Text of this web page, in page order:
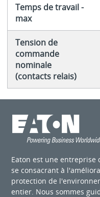
Temps de travail -
max
Tension de
commande
nominale
(contacts relais)
Eaton est une
se consacrant à
protection de
entier. Nous sommes